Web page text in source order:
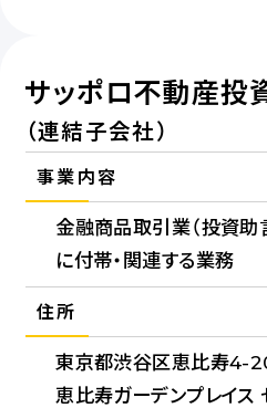
サッポロ不動産投
（連結子会社）
事業内容
金融商品取引業（投資助
に付帯・関連する業務
住所
東京都渋谷区恵比寿4-
恵比寿ガーデンプレイス